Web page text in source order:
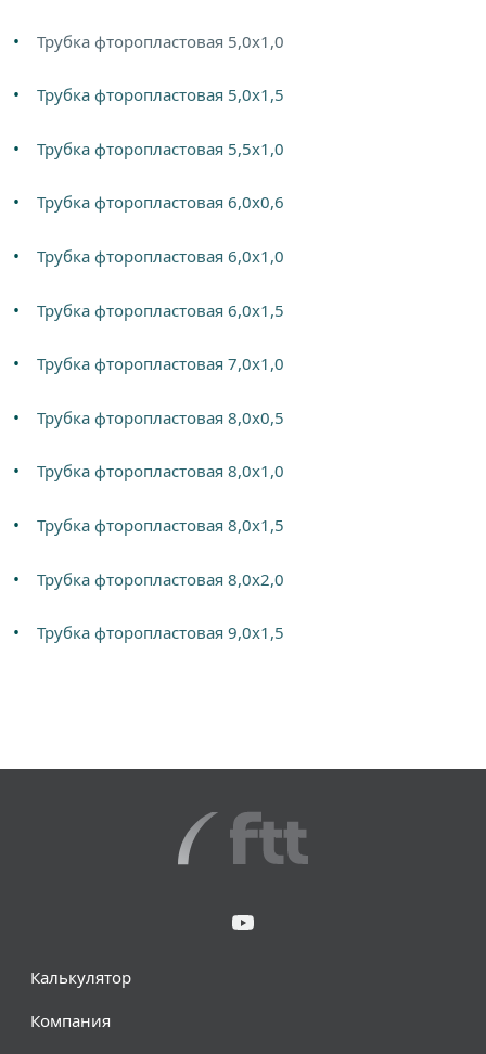
Трубка фторопластовая 5,0х1,0
Трубка фторопластовая 5,0х1,5
Трубка фторопластовая 5,5х1,0
Трубка фторопластовая 6,0х0,6
Трубка фторопластовая 6,0х1,0
Трубка фторопластовая 6,0х1,5
Трубка фторопластовая 7,0х1,0
Трубка фторопластовая 8,0х0,5
Трубка фторопластовая 8,0х1,0
Трубка фторопластовая 8,0х1,5
Трубка фторопластовая 8,0х2,0
Трубка фторопластовая 9,0х1,5
Калькулятор
Компания